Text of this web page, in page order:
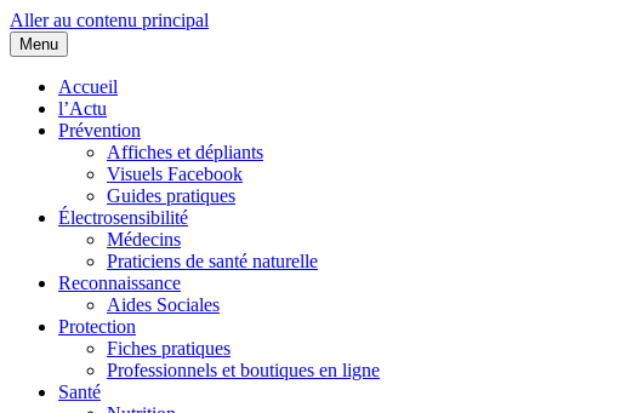
Aller au contenu principal
Cœurs d'EHS
Association d'Êtres Humains Sensibles et Solidaires pour une entraide collaborative.
Menu
Accueil
l’Actu
Prévention
Affiches et dépliants
Visuels Facebook
Guides pratiques
Électrosensibilité
Médecins
Praticiens de santé naturelle
Reconnaissance
Aides Sociales
Protection
Fiches pratiques
Professionnels et boutiques en ligne
Santé